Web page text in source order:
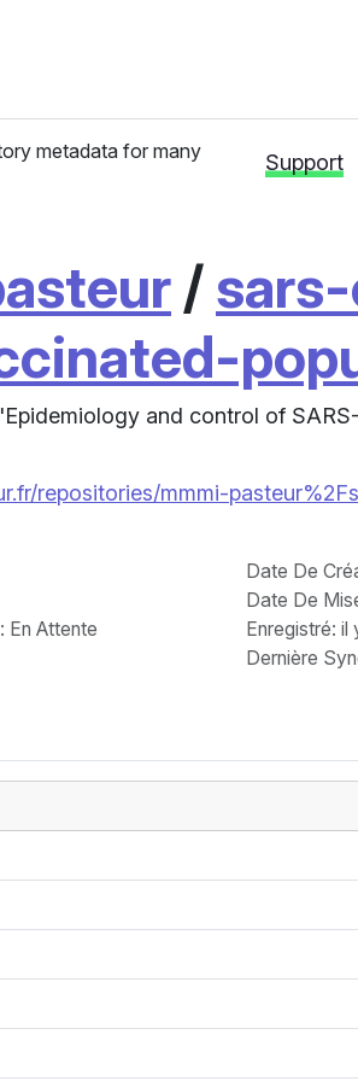
metadata for many
Support
/
and control of
repositories/mmmi-
En Attente
Date De
Date De
Enregistré: il
Dernière